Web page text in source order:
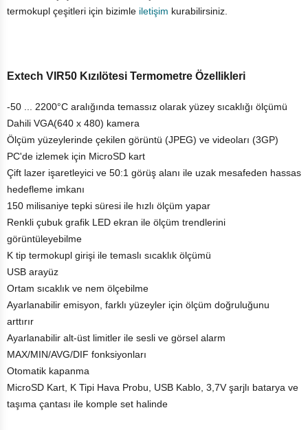
termokupl çeşitleri için bizimle iletişim kurabilirsiniz.
Extech VIR50 Kızılötesi Termometre Özellikleri
-50 ... 2200°C aralığında temassız olarak yüzey sıcaklığı ölçümü
Dahili VGA(640 x 480) kamera
Ölçüm yüzeylerinde çekilen görüntü (JPEG) ve videoları (3GP)
PC'de izlemek için MicroSD kart
Çift lazer işaretleyici ve 50:1 görüş alanı ile uzak mesafeden hassas
hedefleme imkanı
150 milisaniye tepki süresi ile hızlı ölçüm yapar
Renkli çubuk grafik LED ekran ile ölçüm trendlerini
görüntüleyebilme
K tip termokupl girişi ile temaslı sıcaklık ölçümü
USB arayüz
Ortam sıcaklık ve nem ölçebilme
Ayarlanabilir emisyon, farklı yüzeyler için ölçüm doğruluğunu
arttırır
Ayarlanabilir alt-üst limitler ile sesli ve görsel alarm
MAX/MIN/AVG/DIF fonksiyonları
Otomatik kapanma
MicroSD Kart, K Tipi Hava Probu, USB Kablo, 3,7V şarjlı batarya ve
taşıma çantası ile komple set halinde